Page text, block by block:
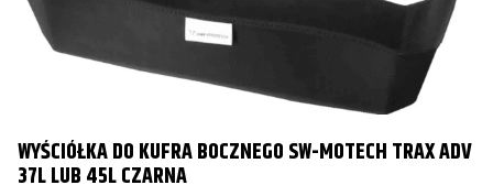
WYŚCIÓŁKA DO KUFRA BOCZNEGO SW-MOTECH TRAX ADV
37L LUB 45L CZARNA